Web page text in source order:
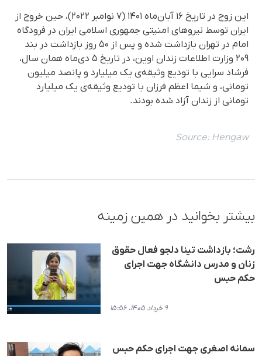
این زوج در تاریخ ۱۶ آبان‌ماه ۱۴۰۱ (۷ نوامبر ۲۰۲۲)، حین خروج از
ایران توسط نیروهای امنیتی جمهوری اسلامی ایران در فرودگاه
امام در تهران بازداشت شده و پس از ۵۰ روز بازداشت در بند
۲۰۹ وزارت اطلاعات زندان اوین، در تاریخ ۵ دی‌ماه همان سال،
فرشاد سرایی با تودیع وثیقه‌ی یک میلیارد و پانصد میلیون
تومانی، و شیما اعظم فرزان با تودیع وثیقه‌ی یک میلیارد
تومانی از زندان آزاد شده بودند.
Source: Hengaw
بیشتر بخوانید در همین زمینه
رشت؛ بازداشت تینا دلجو فعال حقوق
زنان و مدرس دانشگاه جهت اجرای
حکم حبس
۹ خرداد ۱۴۰۵، ۱۵:۵۶
سمانه اصغری جهت اجرای حکم حبس